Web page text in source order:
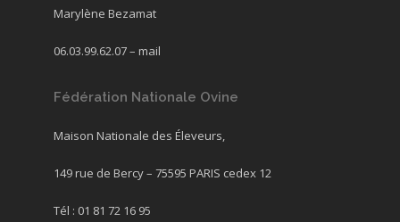
Marylène Bezamat
06.03.99.62.07 – mail
Fédération Nationale Ovine
Maison Nationale des Éleveurs,
149 rue de Bercy – 75595 PARIS cedex 12
Tél : 01 81 72 16 95